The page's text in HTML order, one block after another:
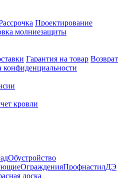
Проектирование
молниезащиты
Гарантия на товар Возврат
конфиденциальности
кровли
Обустройство
ОгражденияПрофнастилДЭ
доска